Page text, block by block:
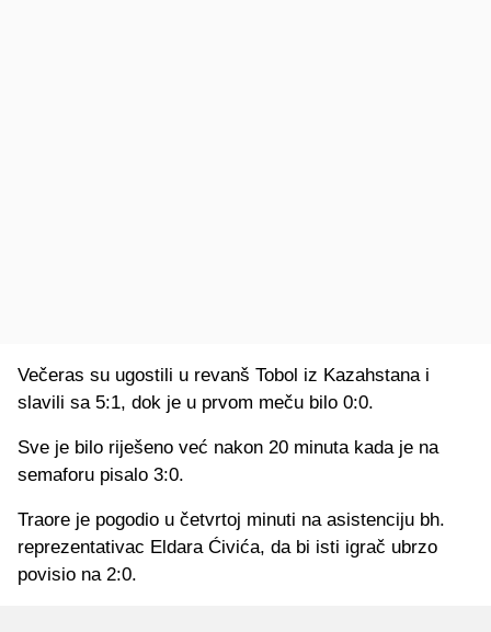
Večeras su ugostili u revanš Tobol iz Kazahstana i
slavili sa 5:1, dok je u prvom meču bilo 0:0.
Sve je bilo riješeno već nakon 20 minuta kada je na
semaforu pisalo 3:0.
Traore je pogodio u četvrtoj minuti na asistenciju bh.
reprezentativac Eldara Ćivića, da bi isti igrač ubrzo
povisio na 2:0.